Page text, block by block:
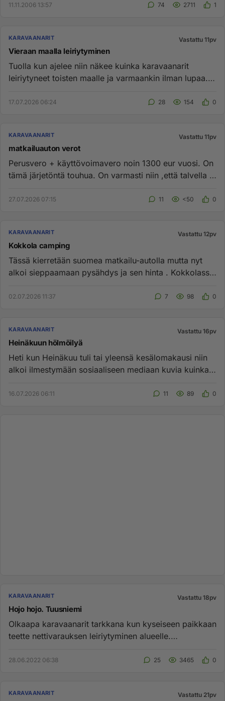
11.11.2006 13:57 74 2711 1
KARAVAANARIT Vastattu 11pv
Vieraan maalla leiriytyminen
Tuolla kun ajelee niin näkee kuinka karavaanarit
leiriytyneet toisten maalle ja varmaankin ilman lupaa.
17.07.2026 06:24 28 154 0
KARAVAANARIT Vastattu 11pv
matkailuauton verot
Perusvero + käyttövoimavero noin 1300 eur vuosi. On
tämä järjetöntä touhua. On varmasti niin ,että talvella ei
27.07.2026 07:15 11 <50 0
KARAVAANARIT Vastattu 12pv
Kokkola camping
Tässä kierretään suomea matkailu-autolla mutta nyt
alkoi sieppaamaan pysähdys ja sen hinta . Kokkolassa
02.07.2026 11:37 7 98 0
KARAVAANARIT Vastattu 16pv
Heinäkuun hölmöilyä
Heti kun Heinäkuu tuli tai yleensä kesälomakausi niin
alkoi ilmestymään sosiaaliseen mediaan kuvia kuinka
16.07.2026 06:11 11 89 0
KARAVAANARIT Vastattu 18pv
Hojo hojo. Tuusniemi
Olkaapa karavaanarit tarkkana kun kyseiseen paikkaan
teette nettivarauksen leiriytyminen alueelle.
28.06.2022 06:38 25 3465 0
KARAVAANARIT Vastattu 21pv